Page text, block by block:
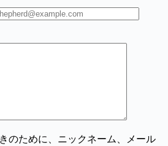
のために、ニックネーム、メール